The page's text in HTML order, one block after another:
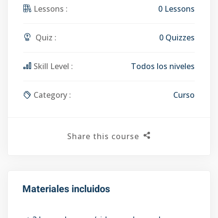
Lessons : 0 Lessons
Quiz : 0 Quizzes
Skill Level : Todos los niveles
Category : Curso
Share this course
Materiales incluidos